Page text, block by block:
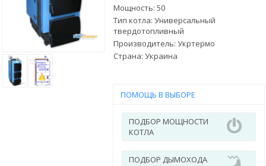
Мощность: 50
Тип котла: Универсальный
твердотопливный
Производитель: Укртермо
Страна: Украина
ПОМОЩЬ В ВЫБОРЕ
ПОДБОР МОЩНОСТИ
КОТЛА
ПОДБОР ДЫМОХОДА